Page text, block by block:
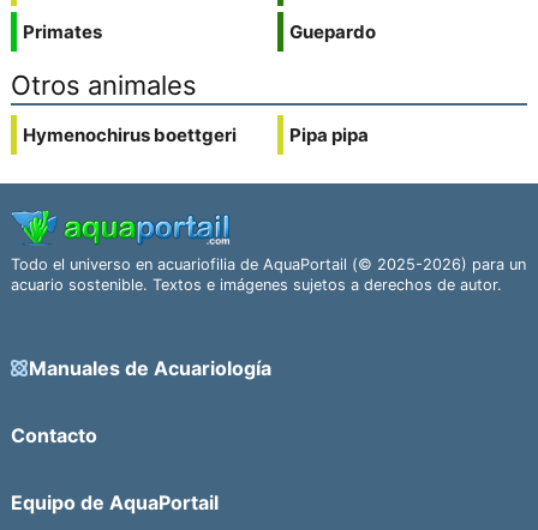
Primates
Guepardo
Otros animales
Hymenochirus boettgeri Pipa pipa
Todo el universo en acuariofilia de AquaPortail (© 2025-2026) para un
acuario sostenible. Textos e imágenes sujetos a derechos de autor.
Manuales de Acuariología
Contacto
Equipo de AquaPortail